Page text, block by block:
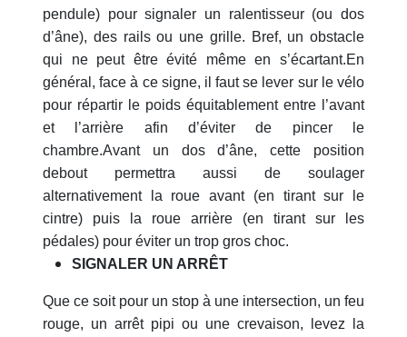
pendule) pour signaler un ralentisseur (ou dos
d’âne), des rails ou une grille. Bref, un obstacle
qui ne peut être évité même en s’écartant.En
général, face à ce signe, il faut se lever sur le vélo
pour répartir le poids équitablement entre l’avant
et l’arrière afin d’éviter de pincer le
chambre.Avant un dos d’âne, cette position
debout permettra aussi de soulager
alternativement la roue avant (en tirant sur le
cintre) puis la roue arrière (en tirant sur les
pédales) pour éviter un trop gros choc.
SIGNALER UN ARRÊT
Que ce soit pour un stop à une intersection, un feu
rouge, un arrêt pipi ou une crevaison, levez la